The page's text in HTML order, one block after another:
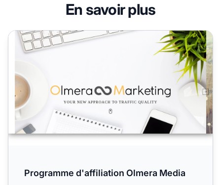
En savoir plus
Programme d'affiliation Olmera Media
Programme d'affiliation Olmera Media